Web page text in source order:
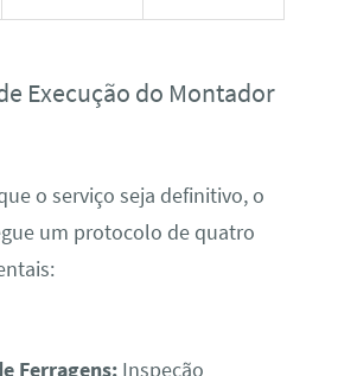
Execução do Montador
o serviço seja definitivo, o
um protocolo de quatro
Ferragens:Inspeção